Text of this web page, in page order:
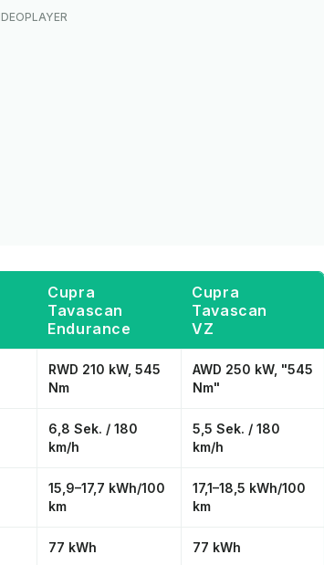
Cupra
Tavascan
Endurance
Cupra
Tavascan
VZ
RWD 210 kW, 545
Nm
AWD 250 kW, "545
Nm"
6,8 Sek. / 180
km/h
5,5 Sek. / 180
km/h
15,9–17,7 kWh/100
km
17,1–18,5 kWh/100
km
77 kWh 77 kWh